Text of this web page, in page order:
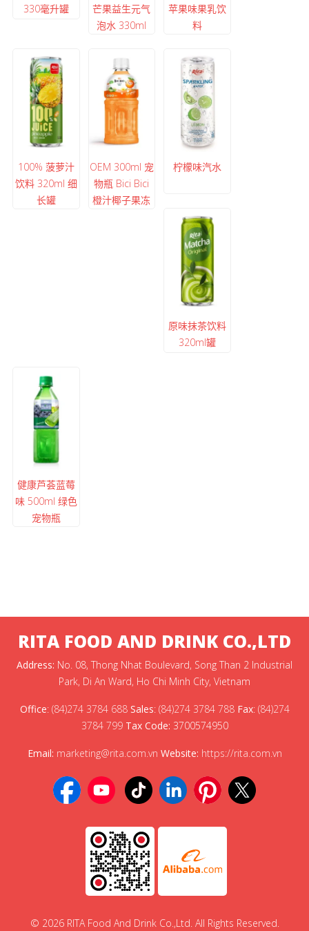
330毫升罐
芒果益生元气
泡水 330ml
苹果味果乳饮
料
100% 菠萝汁
饮料 320ml 细
长罐
OEM 300ml 宠
物瓶 Bici Bici
橙汁椰子果冻
柠檬味汽水
原味抹茶饮料
320ml罐
健康芦荟蓝莓
味 500ml 绿色
宠物瓶
RITA FOOD AND DRINK CO.,LTD
Address: No. 08, Thong Nhat Boulevard, Song Than 2 Industrial
Park, Di An Ward, Ho Chi Minh City, Vietnam
Office: (84)274 3784 688 Sales: (84)274 3784 788 Fax: (84)274
3784 799 Tax Code: 3700574950
Email: marketing@rita.com.vn Website: https://rita.com.vn
© 2026 RITA Food And Drink Co.,Ltd. All Rights Reserved.